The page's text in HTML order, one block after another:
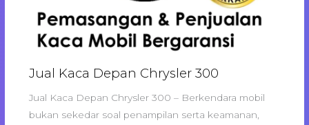
Jual Kaca Depan Chrysler 300
Jual Kaca Depan Chrysler 300 – Berkendara mobil
bukan sekedar soal penampilan serta keamanan,